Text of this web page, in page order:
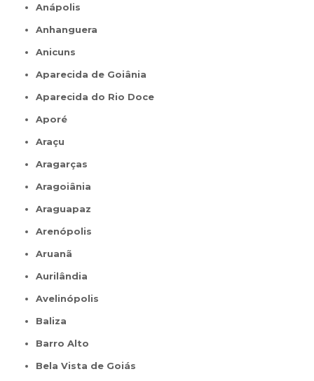
Anápolis
Anhanguera
Anicuns
Aparecida de Goiânia
Aparecida do Rio Doce
Aporé
Araçu
Aragarças
Aragoiânia
Araguapaz
Arenópolis
Aruanã
Aurilândia
Avelinópolis
Baliza
Barro Alto
Bela Vista de Goiás